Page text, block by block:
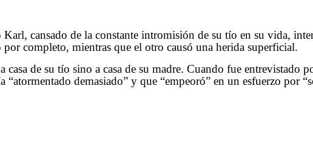
cansado de la constante intromisión de su tío en su vida,
completo, mientras que el otro causó una herida superficial.
de su tío sino a casa de su madre. Cuando fue entrevistado
demasiado” y que “empeoró” en un esfuerzo por